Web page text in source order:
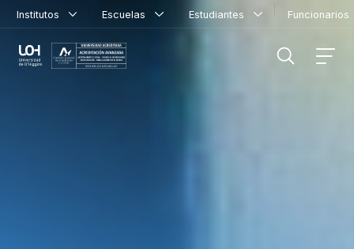
Institutos Escuelas Estudiantes